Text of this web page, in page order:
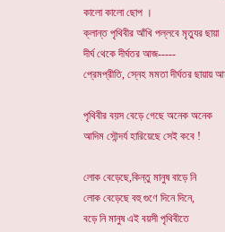
কালো কালো ছোপ ।
ক্লান্ত পৃথিবীর আঁখি পল্লবে মৃত্যুর ছায়া
দীর্ঘ থেকে দীর্ঘতর আজ-----
প্রেমপ্রীতি, স্নেহ মমতা দীর্ঘতর ছায়ায়
পৃথিবীর বয়স বেড়ে গেছে অনেক অনেক
আদিম সৌন্দর্য হারিয়েছে সেই কবে !
লোক বেড়েছে,কিন্তু মানুষ বাড়ে নি
লোক বেড়েছে বহু গুণে দিনে দিনে,
বড়ে নি মানুষ এই বয়সী পৃথিবীতে